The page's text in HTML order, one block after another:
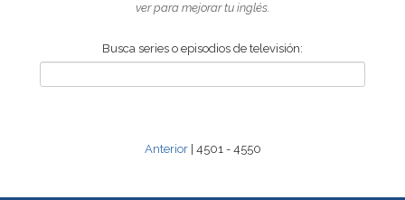
ver para mejorar tu inglés.
Busca series o episodios de televisión:
Anterior| 4501 - 4550